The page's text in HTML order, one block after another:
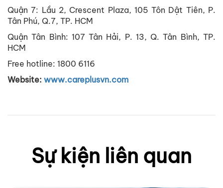
Quận 7: Lầu 2, Crescent Plaza, 105 Tôn Dật Tiên, P.
Tân Phú, Q.7, TP. HCM
Quận Tân Bình: 107 Tân Hải, P. 13, Q. Tân Bình, TP.
HCM
Free hotline: 1800 6116
Website: www.careplusvn.com
Sự kiện liên quan